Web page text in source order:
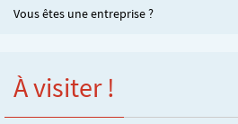
Vous êtes une entreprise ?
À visiter !